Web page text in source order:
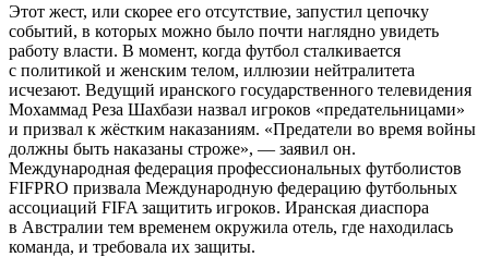
Этот жест, или скорее его отсутствие, запустил цепочку
событий, в которых можно было почти наглядно увидеть
работу власти. В момент, когда футбол сталкивается
с политикой и женским телом, иллюзии нейтралитета
исчезают. Ведущий иранского государственного телевидения
Мохаммад Реза Шахбази назвал игроков «предательницами»
и призвал к жёстким наказаниям. «Предатели во время войны
должны быть наказаны строже», — заявил он.
Международная федерация профессиональных футболистов
FIFPRO призвала Международную федерацию футбольных
ассоциаций FIFA защитить игроков. Иранская диаспора
в Австралии тем временем окружила отель, где находилась
команда, и требовала их защиты.